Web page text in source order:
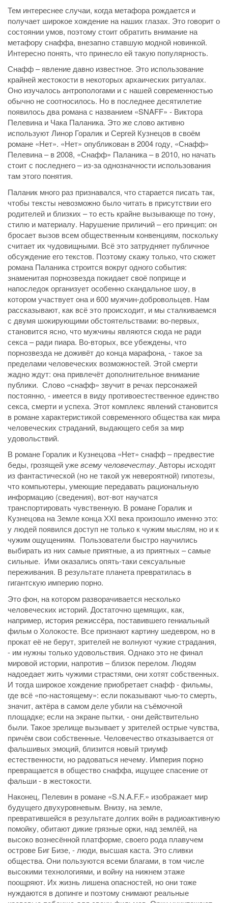
Тем интереснее случаи, когда метафора рождается и
получает широкое хождение на наших глазах. Это говорит о
состоянии умов, поэтому стоит обратить внимание на
метафору снаффа, внезапно ставшую модной новинкой.
Интересно понять, что принесло ей такую популярность.
Снафф – явление давно известное. Это использование
крайней жестокости в некоторых архаических ритуалах.
Оно изучалось антропологами и с нашей современностью
обычно не соотносилось. Но в последнее десятилетие
появилось два романа с названием «SNAFF» - Виктора
Пелевина и Чака Паланика. Это же слово активно
используют Линор Горалик и Сергей Кузнецов в своём
романе «Нет». «Нет» опубликован в 2004 году, «Снафф»
Пелевина – в 2008, «Снафф» Паланика – в 2010, но начать
стоит с последнего – из-за однозначности использования
там этого понятия.
Паланик много раз признавался, что старается писать так,
чтобы тексты невозможно было читать в присутствии его
родителей и близких – то есть крайне вызывающе по тону,
стилю и материалу. Нарушение приличий – его принцип: он
бросает вызов всем общественным конвенциям, поскольку
считает их чудовищными. Всё это затрудняет публичное
обсуждение его текстов. Поэтому скажу только, что сюжет
романа Паланика строится вокруг одного события:
знаменитая порнозвезда покидает своё поприще и
напоследок организует особенно скандальное шоу, в
котором участвует она и 600 мужчин-добровольцев. Нам
рассказывают, как всё это происходит, и мы сталкиваемся
с двумя шокирующими обстоятельствами: во-первых,
становится ясно, что мужчины являются сюда не ради
секса – ради пиара. Во-вторых, все убеждены, что
порнозвезда не доживёт до конца марафона, - такое за
пределами человеческих возможностей. Этой смерти
жадно ждут: она привлечёт дополнительное внимание
публики. Слово «снафф» звучит в речах персонажей
постоянно, - имеется в виду противоестественное единство
секса, смерти и успеха. Этот комплекс явлений становится
в романе характеристикой современного общества как мира
человеческих страданий, выдающего себя за мир
удовольствий.
В романе Горалик и Кузнецова «Нет» снафф – предвестие
беды, грозящей ужевсему человечеству. Авторы исходят
из фантастической (но не такой уж невероятной) гипотезы,
что компьютеры, умеющие передавать рациональную
информацию (сведения), вот-вот научатся
транспортировать чувственную. В романе Горалик и
Кузнецова на Земле конца ХХI века произошло именно это:
у людей появился доступ не только к чужим мыслям, но и к
чужим ощущениям. Пользователи быстро научились
выбирать из них самые приятные, а из приятных – самые
сильные. Ими оказались опять-таки сексуальные
переживания. В результате планета превратилась в
гигантскую империю порно.
Это фон, на котором разворачивается несколько
человеческих историй. Достаточно щемящих, как,
например, история режиссёра, поставившего гениальный
фильм о Холокосте. Все признают картину шедевром, но в
прокат её не берут, зрителей не волнуют чужие страдания,
- им нужны только удовольствия. Однако это не финал
мировой истории, напротив – близок перелом. Людям
надоедает жить чужими страстями, они хотят собственных.
И тогда широкое хождение приобретает снафф - фильмы,
где всё «по-настоящему»: если показывают чью-то смерть,
значит, актёра в самом деле убили на съёмочной
площадке; если на экране пытки, - они действительно
были. Такое зрелище вызывает у зрителей острые чувства,
причём свои собственные. Человечество отказывается от
фальшивых эмоций, близится новый триумф
естественности, но радоваться нечему. Империя порно
превращается в общество снаффа, ищущее спасение от
фальши - в жестокости.
Наконец, Пелевин в романе «S.N.A.F.F.» изображает мир
будущего двухуровневым. Внизу, на земле,
превратившейся в результате долгих войн в радиоактивную
помойку, обитают дикие грязные орки, над землёй, на
высоко вознесённой платформе, своего рода плавучем
острове Биг Бизе, - люди, высшая каста. Это сливки
общества. Они пользуются всеми благами, в том числе
высокими технологиями, и войну на нижнем этаже
поощряют. Их жизнь лишена опасностей, но они тоже
нуждаются в допинге и поэтому снимают реальные